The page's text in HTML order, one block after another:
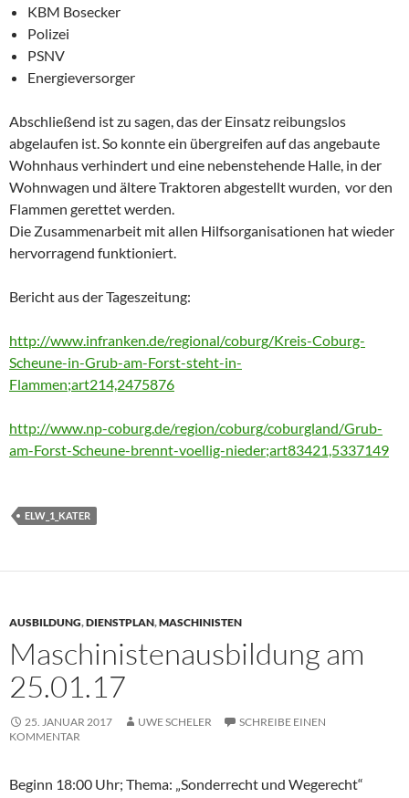
KBM Bosecker
Polizei
PSNV
Energieversorger
Abschließend ist zu sagen, das der Einsatz reibungslos
abgelaufen ist. So konnte ein übergreifen auf das angebaute
Wohnhaus verhindert und eine nebenstehende Halle, in der
Wohnwagen und ältere Traktoren abgestellt wurden, vor den
Flammen gerettet werden.
Die Zusammenarbeit mit allen Hilfsorganisationen hat wieder
hervorragend funktioniert.
Bericht aus der Tageszeitung:
http://www.infranken.de/regional/coburg/Kreis-Coburg-
Scheune-in-Grub-am-Forst-steht-in-
Flammen;art214,2475876
http://www.np-coburg.de/region/coburg/coburgland/Grub-
am-Forst-Scheune-brennt-voellig-nieder;art83421,5337149
ELW_1_KATER
AUSBILDUNG,DIENSTPLAN,MASCHINISTEN
Maschinistenausbildung am
25.01.17
25. JANUAR 2017 UWE SCHELER
SCHREIBE EINEN
KOMMENTAR
Beginn 18:00 Uhr; Thema: „Sonderrecht und Wegerecht“